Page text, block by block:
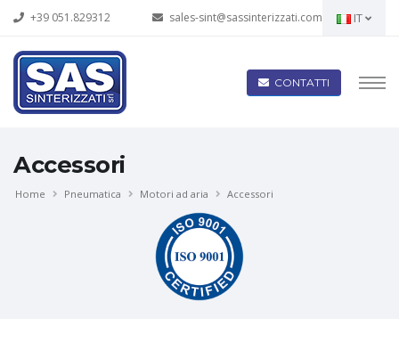
+39 051.829312 sales-sint@sassinterizzati.com IT
CONTATTI
Accessori
Home Pneumatica Motori ad aria Accessori